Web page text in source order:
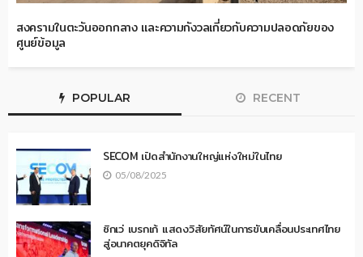
สงครามในตะวันออกกลาง และความกังวลเกี่ยวกับความปลอดภัยของ
ศูนย์ข้อมูล
POPULAR RECENT
SECOM เปิดสำนักงานใหญ่แห่งใหม่ในไทย
05/08/2025
ซิกเว่ เบรกเก้ แสดงวิสัยทัศน์ในการขับเคลื่อนประเทศไทย
สู่อนาคตยุคดิจิทัล